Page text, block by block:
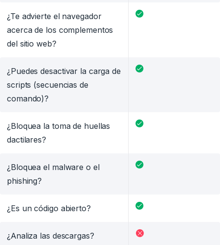
¿Te advierte el navegador
acerca de los complementos
del sitio web?
¿Puedes desactivar la carga de
scripts (secuencias de
comando)?
¿Bloquea la toma de huellas
dactilares?
¿Bloquea el malware o el
phishing?
¿Es un código abierto?
¿Analiza las descargas?